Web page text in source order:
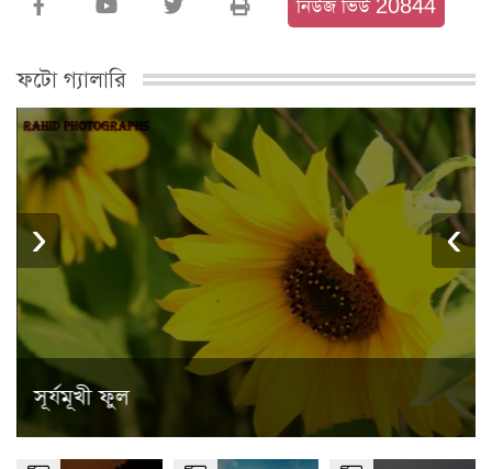
নিউজ ভিউ 20844
ফটো গ্যালারি
সূর্যমূখী ফুল
‹
›